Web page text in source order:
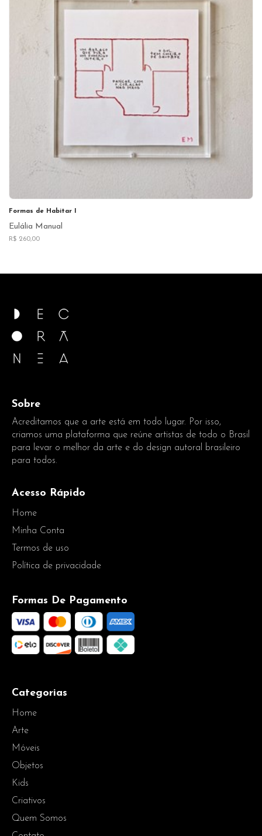
Formas de Habitar I
Eulália Manual
R$ 260,00
Sobre
Acreditamos que a arte está em todo lugar. Por isso,
criamos uma plataforma que reúne artistas de todo o Brasil
para levar o melhor da arte e do design autoral brasileiro
para todos.
Acesso Rápido
Home
Minha Conta
Termos de uso
Política de privacidade
Formas De Pagamento
Categorias
Home
Arte
Móveis
Objetos
Kids
Criativos
Quem Somos